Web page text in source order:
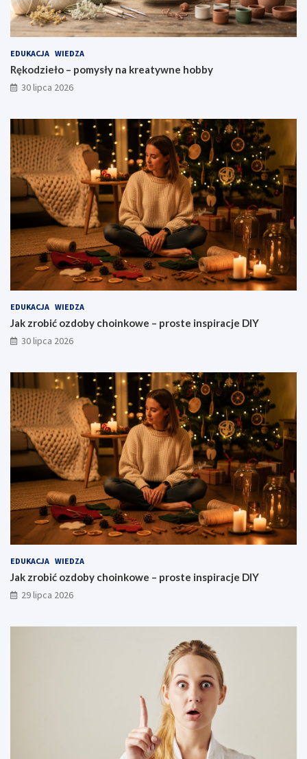
EDUKACJA WIEDZA
Rękodzieło – pomysły na kreatywne hobby
30 lipca 2026
EDUKACJA WIEDZA
Jak zrobić ozdoby choinkowe – proste inspiracje DIY
30 lipca 2026
EDUKACJA WIEDZA
Jak zrobić ozdoby choinkowe – proste inspiracje DIY
29 lipca 2026